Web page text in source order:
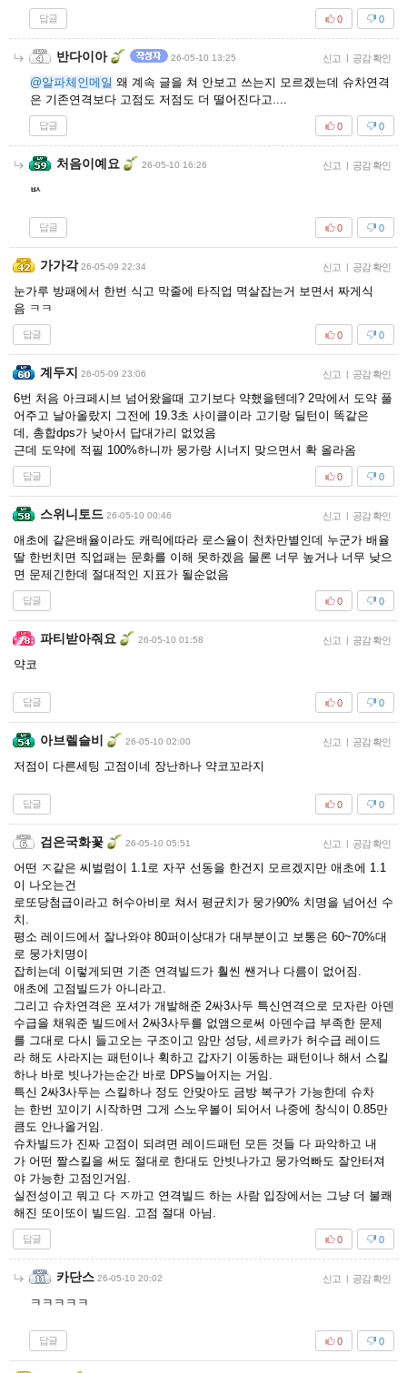
답글 0
0
반다이아 26-05-10 13:25 신고 | 공감 확인
@알파체인메일 왜 계속 글을 쳐 안보고 쓰는지 모르겠는데 슈차연격
은 기존연격보다 고점도 저점도 더 떨어진다고....
답글 0
0
처음이예요 26-05-10 16:26 신고 | 공감 확인
ㅄ
답글 0
0
가가각 26-05-09 22:34 신고 | 공감 확인
눈가루 방패에서 한번 식고 막줄에 타직업 멱살잡는거 보면서 짜게식
음 ㅋㅋ
답글 0
0
계두지 26-05-09 23:06 신고 | 공감 확인
6번 처음 아크페시브 넘어왔을때 고기보다 약했을텐데? 2막에서 도약 풀
어주고 날아올랐지 그전에 19.3초 사이클이라 고기랑 딜턴이 똑같은
데, 총합dps가 낮아서 답대가리 없었음
근데 도약에 적필 100%하니까 뭉가랑 시너지 맞으면서 확 올라옴
답글 0
0
스위니토드 26-05-10 00:46 신고 | 공감 확인
애초에 같은배율이라도 캐릭에따라 로스율이 천차만별인데 누군가 배율
딸 한번치면 직업패는 문화를 이해 못하겠음 물론 너무 높거나 너무 낮으
면 문제긴한데 절대적인 지표가 될순없음
답글 0
0
파티받아줘요 26-05-10 01:58 신고 | 공감 확인
약코
답글 0
0
아브렐슬비 26-05-10 02:00 신고 | 공감 확인
저점이 다른세팅 고점이네 장난하나 약코꼬라지
답글 0
0
검은국화꽃 26-05-10 05:51 신고 | 공감 확인
어떤 ㅈ같은 씨벌럼이 1.1로 자꾸 선동을 한건지 모르겠지만 애초에 1.1
이 나오는건
로또당첨급이라고 허수아비로 쳐서 평균치가 뭉가90% 치명을 넘어선 수
치.
평소 레이드에서 잘나와야 80퍼이상대가 대부분이고 보통은 60~70%대
로 뭉가치명이
잡히는데 이렇게되면 기존 연격빌드가 훨씬 쌘거나 다름이 없어짐.
애초에 고점빌드가 아니라고.
그리고 슈차연격은 포셔가 개발해준 2싸3사두 특신연격으로 모자란 아덴
수급을 채워준 빌드에서 2싸3사두를 없앰으로써 아덴수급 부족한 문제
를 그대로 다시 들고오는 구조이고 암만 성당, 세르카가 허수급 레이드
라 해도 사라지는 패턴이나 휙하고 갑자기 이동하는 패턴이나 해서 스킬
하나 바로 빗나가는순간 바로 DPS늘어지는 거임.
특신 2싸3사두는 스킬하나 정도 안맞아도 금방 복구가 가능한데 슈차
는 한번 꼬이기 시작하면 그게 스노우볼이 되어서 나중에 창식이 0.85만
큼도 안나올거임.
슈차빌드가 진짜 고점이 되려면 레이드패턴 모든 것들 다 파악하고 내
가 어떤 짤스킬을 써도 절대로 한대도 안빗나가고 뭉가억빠도 잘안터져
야 가능한 고점인거임.
실전성이고 뭐고 다 ㅈ까고 연격빌드 하는 사람 입장에서는 그냥 더 불쾌
해진 또이또이 빌드임. 고점 절대 아님.
답글 0
0
카단스 26-05-10 20:02 신고 | 공감 확인
ㅋㅋㅋㅋㅋ
답글 0
0